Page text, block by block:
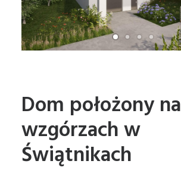
Dom położony na
wzgórzach w
Świątnikach